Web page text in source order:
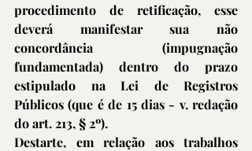
procedimento de retificação, esse
deverá manifestar sua não
concordância (impugnação
fundamentada) dentro do prazo
estipulado na Lei de Registros
Públicos (que é de 15 dias - v. redação
do art. 213, § 2º).
Destarte, em relação aos trabalhos